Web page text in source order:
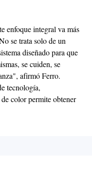
enfoque integral va más
se trata solo de un
diseñado para que
se cuiden, se
afirmó Ferro.
tecnología,
color permite obtener